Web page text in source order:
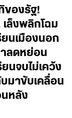
ของรัฐ!
ล็งพลิกโฉม
นเมืองนอก
าลดหย่อน
นจบไม่เคว้ง
มาขับเคลื่อน
หลัง